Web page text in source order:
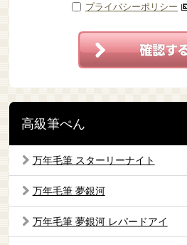
プライバシーポリシー
高級筆ぺん
万年毛筆 スターリーナイト
万年毛筆 夢銀河
万年毛筆 夢銀河 レパードアイ